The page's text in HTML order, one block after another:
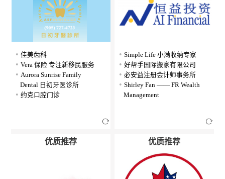
佳美齿科
Vera 保险 专注新移民服务
Aurora Sunrise Family
Dental 日初牙医诊所
约克口腔门诊
Simple Life 小满收纳专家
好帮手国际搬家有限公司
必安益注册会计师事务所
Shirley Fan —— FR Wealth
Management
优质推荐 优质推荐